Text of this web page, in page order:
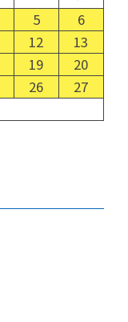
5
6
12
13
19
20
26
27